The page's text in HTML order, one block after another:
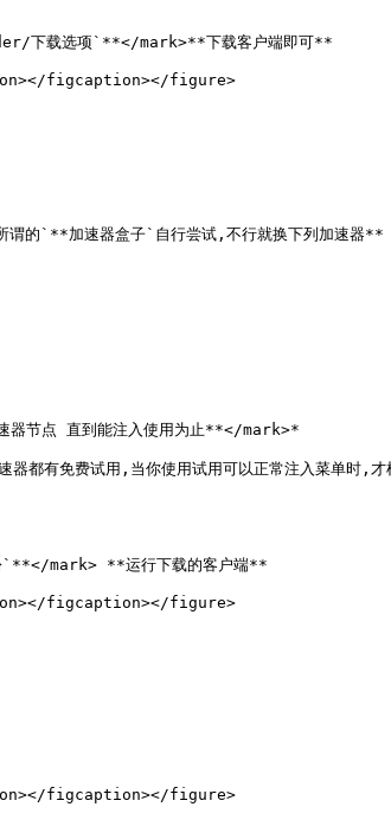
载选项`**</mark>**下载客户端即可**
figcaption></figure>
`**加速器盒子`自行尝试,不行就换下列加速器**
节点 直到能注入使用为止**</mark>*
试用,当你使用试用可以正常注入菜单时,才
mark> **运行下载的客户端**
figcaption></figure>
figcaption></figure>